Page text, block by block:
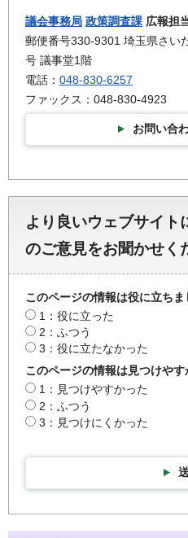
議会事務局 政策調査課 広報担
郵便番号330-9301 埼玉県さい
号 議事堂1階
電話： 048-830-6257
ファックス：048-830-4923
お問い合
より良いウェブサイト
のご意見をお聞かせく
このページの情報は役に立ちま
1：役に立った
2：ふつう
3：役に立たなかった
このページの情報は見つけやす
1：見つけやすかった
2：ふつう
3：見つけにくかった